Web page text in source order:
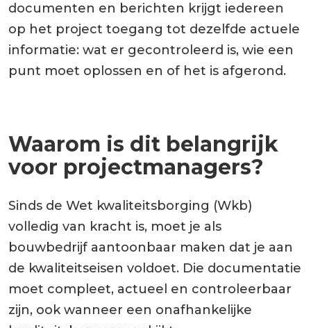
documenten en berichten krijgt iedereen
op het project toegang tot dezelfde actuele
informatie: wat er gecontroleerd is, wie een
punt moet oplossen en of het is afgerond.
Waarom is dit belangrijk
voor projectmanagers?
Sinds de Wet kwaliteitsborging (Wkb)
volledig van kracht is, moet je als
bouwbedrijf aantoonbaar maken dat je aan
de kwaliteitseisen voldoet. Die documentatie
moet compleet, actueel en controleerbaar
zijn, ook wanneer een onafhankelijke